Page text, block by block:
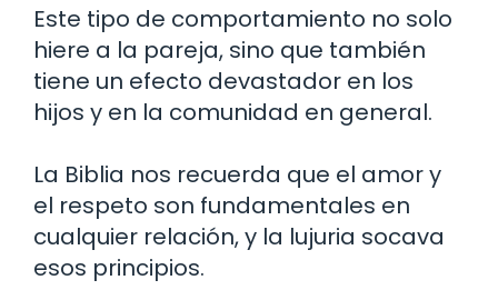
Este tipo de comportamiento no solo
hiere a la pareja, sino que también
tiene un efecto devastador en los
hijos y en la comunidad en general.
La Biblia nos recuerda que el amor y
el respeto son fundamentales en
cualquier relación, y la lujuria socava
esos principios.